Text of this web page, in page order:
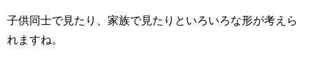
子供同士で見たり、家族で見たりといろいろな形が考えら
れますね。